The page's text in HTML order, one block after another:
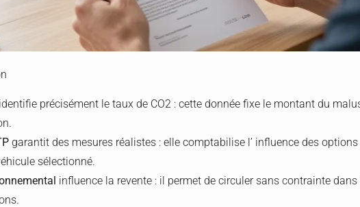
identifie précisément le taux de CO2 : cette donnée fixe le montant du
garantit des mesures réalistes : elle comptabilise l’ influence des
sélectionné.
influence la revente : il permet de circuler sans contrainte